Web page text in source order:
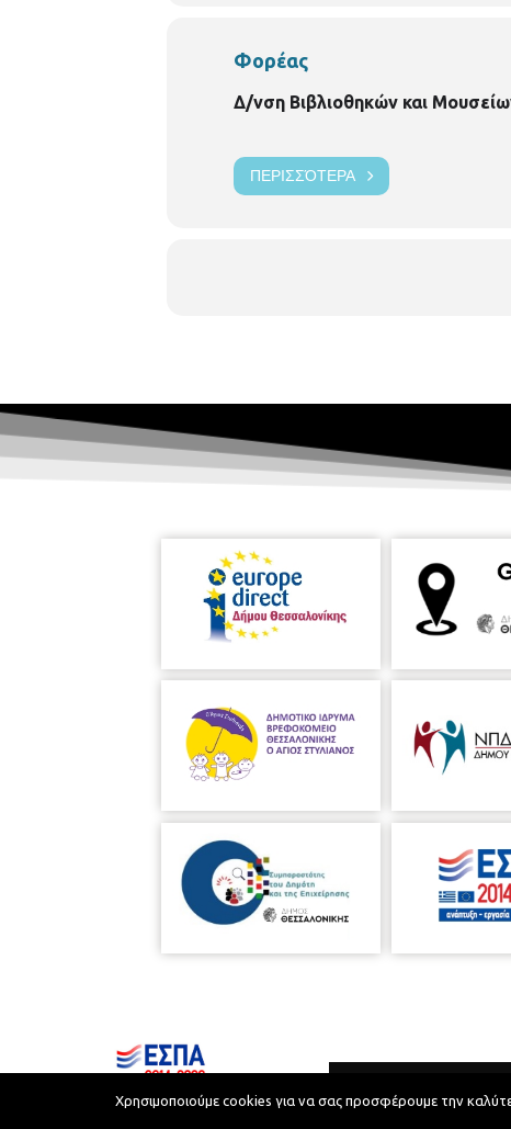
Φορέας
Δ/νση Βιβλιοθηκών και
ΠΕΡΙΣΣΌΤΕΡΑ
Municipality of Thessaloniki © 2026
Χρησιμοποιούμε cookies για να σας προσφέρουμε την